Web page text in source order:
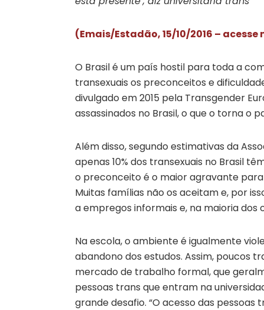
(Emais/Estadão, 15/10/2016 –
O Brasil é um país hostil para toda a
transexuais os preconceitos e
divulgado em 2015 pela Transgender
assassinados no Brasil, o que o torna o
Além disso, segundo estimativas da
apenas 10% dos transexuais no Brasil
o preconceito é o maior agravante para
Muitas famílias não os aceitam e, por
a empregos informais e, na maioria dos
Na escola, o ambiente é igualmente
abandono dos estudos. Assim, poucos
mercado de trabalho formal, que
pessoas trans que entram na
grande desafio. “O acesso das